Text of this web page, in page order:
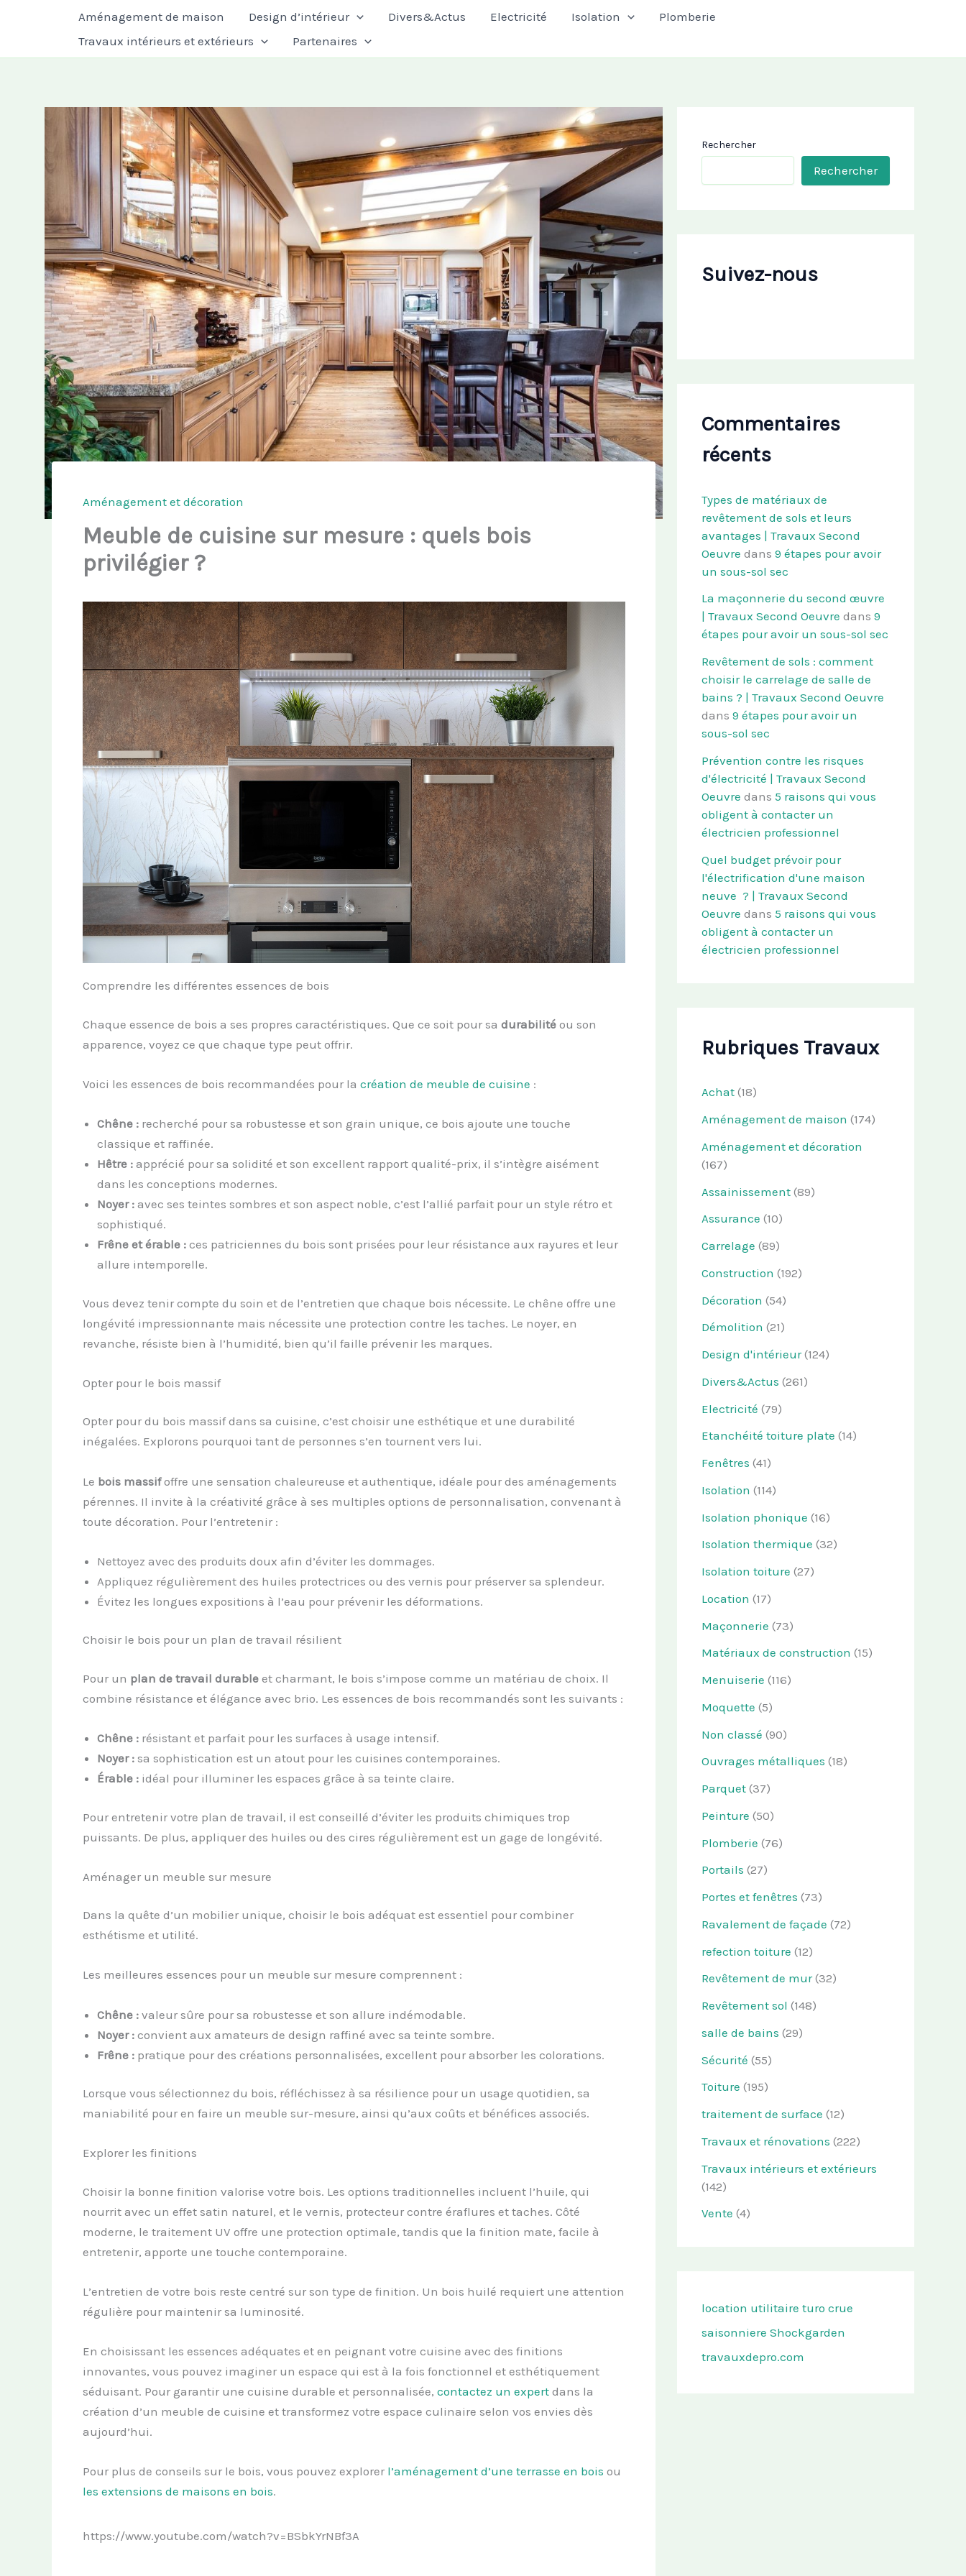
Aménagement de maison Design d’intérieur Divers&Actus Electricité Isolation
Plomberie
Travaux intérieurs et extérieurs
Partenaires
Aménagement et décoration
Meuble de cuisine sur mesure : quels bois
privilégier ?
Comprendre les différentes essences de bois
Chaque essence de bois a ses propres caractéristiques. Que ce soit pour sa durabilitéou son
apparence, voyez ce que chaque type peut offrir.
Voici les essences de bois recommandées pour la création de meuble de cuisine :
Chêne :recherché pour sa robustesse et son grain unique, ce bois ajoute une touche
classique et raffinée.
Hêtre :apprécié pour sa solidité et son excellent rapport qualité-prix, il s’intègre aisément
dans les conceptions modernes.
Noyer :avec ses teintes sombres et son aspect noble, c’est l’allié parfait pour un style rétro et
sophistiqué.
Frêne et érable :ces patriciennes du bois sont prisées pour leur résistance aux rayures et leur
allure intemporelle.
Vous devez tenir compte du soin et de l’entretien que chaque bois nécessite. Le chêne offre une
longévité impressionnante mais nécessite une protection contre les taches. Le noyer, en
revanche, résiste bien à l’humidité, bien qu’il faille prévenir les marques.
Opter pour le bois massif
Opter pour du bois massif dans sa cuisine, c’est choisir une esthétique et une durabilité
inégalées. Explorons pourquoi tant de personnes s’en tournent vers lui.
Le bois massifoffre une sensation chaleureuse et authentique, idéale pour des aménagements
pérennes. Il invite à la créativité grâce à ses multiples options de personnalisation, convenant à
toute décoration. Pour l’entretenir :
Nettoyez avec des produits doux afin d’éviter les dommages.
Appliquez régulièrement des huiles protectrices ou des vernis pour préserver sa splendeur.
Évitez les longues expositions à l’eau pour prévenir les déformations.
Choisir le bois pour un plan de travail résilient
Pour un plan de travail durableet charmant, le bois s’impose comme un matériau de choix. Il
combine résistance et élégance avec brio. Les essences de bois recommandés sont les suivants :
Chêne :résistant et parfait pour les surfaces à usage intensif.
Noyer :sa sophistication est un atout pour les cuisines contemporaines.
Érable :idéal pour illuminer les espaces grâce à sa teinte claire.
Pour entretenir votre plan de travail, il est conseillé d’éviter les produits chimiques trop
puissants. De plus, appliquer des huiles ou des cires régulièrement est un gage de longévité.
Aménager un meuble sur mesure
Dans la quête d’un mobilier unique, choisir le bois adéquat est essentiel pour combiner
esthétisme et utilité.
Les meilleures essences pour un meuble sur mesure comprennent :
Chêne :valeur sûre pour sa robustesse et son allure indémodable.
Noyer :convient aux amateurs de design raffiné avec sa teinte sombre.
Frêne :pratique pour des créations personnalisées, excellent pour absorber les colorations.
Lorsque vous sélectionnez du bois, réfléchissez à sa résilience pour un usage quotidien, sa
maniabilité pour en faire un meuble sur-mesure, ainsi qu’aux coûts et bénéfices associés.
Explorer les finitions
Choisir la bonne finition valorise votre bois. Les options traditionnelles incluent l’huile, qui
nourrit avec un effet satin naturel, et le vernis, protecteur contre éraflures et taches. Côté
moderne, le traitement UV offre une protection optimale, tandis que la finition mate, facile à
entretenir, apporte une touche contemporaine.
L’entretien de votre bois reste centré sur son type de finition. Un bois huilé requiert une attention
régulière pour maintenir sa luminosité.
En choisissant les essences adéquates et en peignant votre cuisine avec des finitions
innovantes, vous pouvez imaginer un espace qui est à la fois fonctionnel et esthétiquement
séduisant. Pour garantir une cuisine durable et personnalisée, contactez un expertdans la
création d’un meuble de cuisine et transformez votre espace culinaire selon vos envies dès
aujourd’hui.
Pour plus de conseils sur le bois, vous pouvez explorer l’aménagement d’une terrasse en bois ou
les extensions de maisons en bois.
https://www.youtube.com/watch?v=BSbkYrNBf3A
Rechercher
Rechercher
Suivez-nous
Commentaires
récents
Types de matériaux de
revêtement de sols et leurs
avantages | Travaux Second
Oeuvre dans 9 étapes pour avoir
un sous-sol sec
La maçonnerie du second œuvre
| Travaux Second Oeuvre dans 9
étapes pour avoir un sous-sol sec
Revêtement de sols : comment
choisir le carrelage de salle de
bains ? | Travaux Second Oeuvre
dans 9 étapes pour avoir un
sous-sol sec
Prévention contre les risques
d'électricité | Travaux Second
Oeuvre dans 5 raisons qui vous
obligent à contacter un
électricien professionnel
Quel budget prévoir pour
l'électrification d'une maison
neuve ? | Travaux Second
Oeuvre dans 5 raisons qui vous
obligent à contacter un
électricien professionnel
Rubriques Travaux
Achat (18)
Aménagement de maison (174)
Aménagement et décoration
(167)
Assainissement (89)
Assurance (10)
Carrelage (89)
Construction (192)
Décoration (54)
Démolition (21)
Design d'intérieur(124)
Divers&Actus (261)
Electricité (79)
Etanchéité toiture plate (14)
Fenêtres (41)
Isolation (114)
Isolation phonique (16)
Isolation thermique (32)
Isolation toiture (27)
Location (17)
Maçonnerie (73)
Matériaux de construction (15)
Menuiserie (116)
Moquette (5)
Non classé (90)
Ouvrages métalliques (18)
Parquet (37)
Peinture (50)
Plomberie (76)
Portails (27)
Portes et fenêtres (73)
Ravalement de façade (72)
refection toiture (12)
Revêtement de mur(32)
Revêtement sol (148)
salle de bains (29)
Sécurité (55)
Toiture (195)
traitement de surface (12)
Travaux et rénovations (222)
Travaux intérieurs et extérieurs
(142)
Vente (4)
location utilitaire turo crue
saisonniere Shockgarden
travauxdepro.com